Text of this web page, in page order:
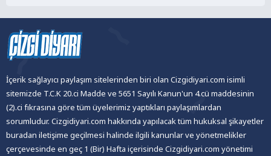
İçerik sağlayıcı paylaşım sitelerinden biri olan Cizgidiyari.com isimli
sitemizde T.C.K 20.ci Madde ve 5651 Sayılı Kanun'un 4.cü maddesinin
(2).ci fıkrasına göre tüm üyelerimiz yaptıkları paylaşımlardan
sorumludur. Cizgidiyari.com hakkında yapılacak tüm hukuksal şikayetler
buradan iletişime geçilmesi halinde ilgili kanunlar ve yönetmelikler
çerçevesinde en geç 1 (Bir) Hafta içerisinde Cizgidiyari.com yönetimi